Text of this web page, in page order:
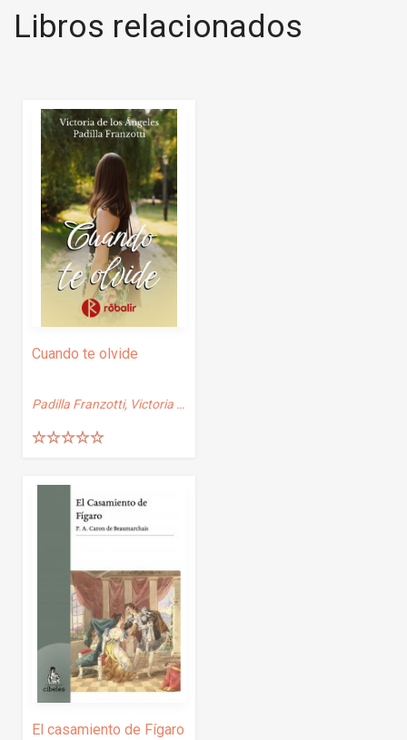
Libros relacionados
Cuando te olvide
Padilla Franzotti, Victoria de los Ángeles
5
El casamiento de Fígaro